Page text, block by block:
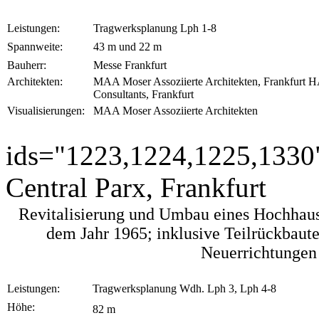
Leistungen:
Tragwerksplanung Lph 1-8
Spannweite:
43 m und 22 m
Bauherr:
Messe Frankfurt
Architekten:
MAA Moser Assoziierte Architekten, Frankfurt
Consultants, Frankfurt
Visualisierungen:
MAA Moser Assoziierte Architekten
Central Parx, Frankfurt
Revitalisierung und Umbau eines
dem Jahr 1965; inklusive
Neuerrichtungen
Leistungen:
Tragwerksplanung Wdh. Lph 3, Lph 4-8
Höhe:
82 m